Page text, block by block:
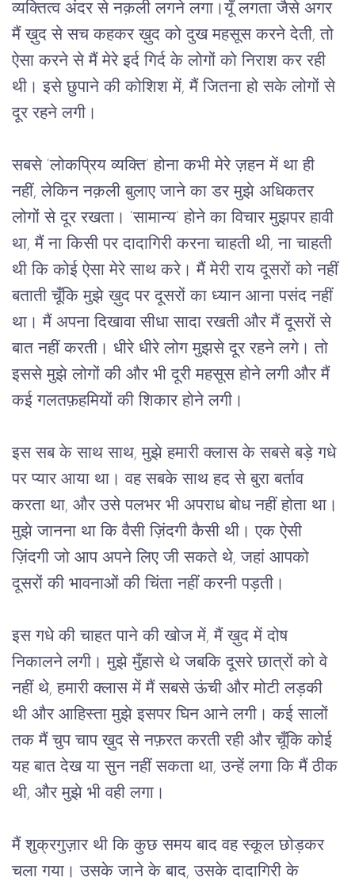
व्यक्तित्व अंदर से नक़ली लगने लगा।यूँ लगता जैसे अगर
मैं ख़ुद से सच कहकर ख़ुद को दुख महसूस करने देती, तो
ऐसा करने से मैं मेरे इर्द गिर्द के लोगों को निराश कर रही
थी। इसे छुपाने की कोशिश में, मैं जितना हो सके लोगों से
दूर रहने लगी।
सबसे ‘लोकप्रिय व्यक्ति’ होना कभी मेरे ज़हन में था ही
नहीं, लेकिन नक़ली बुलाए जाने का डर मुझे अधिकतर
लोगों से दूर रखता। ‘सामान्य’ होने का विचार मुझपर हावी
था, मैं ना किसी पर दादागिरी करना चाहती थी, ना चाहती
थी कि कोई ऐसा मेरे साथ करे। मैं मेरी राय दूसरों को नहीं
बताती चूँकि मुझे ख़ुद पर दूसरों का ध्यान आना पसंद नहीं
था। मैं अपना दिखावा सीधा सादा रखती और मैं दूसरों से
बात नहीं करती। धीरे धीरे लोग मुझसे दूर रहने लगे। तो
इससे मुझे लोगों की और भी दूरी महसूस होने लगी और मैं
कई गलतफ़हमियों की शिकार होने लगी।
इस सब के साथ साथ, मुझे हमारी क्लास के सबसे बड़े गधे
पर प्यार आया था। वह सबके साथ हद से बुरा बर्ताव
करता था, और उसे पलभर भी अपराध बोध नहीं होता था।
मुझे जानना था कि वैसी ज़िंदगी कैसी थी। एक ऐसी
ज़िंदगी जो आप अपने लिए जी सकते थे, जहां आपको
दूसरों की भावनाओं की चिंता नहीं करनी पड़ती।
इस गधे की चाहत पाने की खोज में, मैं ख़ुद में दोष
निकालने लगी। मुझे मुँहासे थे जबकि दूसरे छात्रों को वे
नहीं थे, हमारी क्लास में मैं सबसे ऊंची और मोटी लड़की
थी और आहिस्ता मुझे इसपर घिन आने लगी। कई सालों
तक मैं चुप चाप ख़ुद से नफ़रत करती रही और चूँकि कोई
यह बात देख या सुन नहीं सकता था, उन्हें लगा कि मैं ठीक
थी, और मुझे भी वही लगा।
मैं शुक्रगुज़ार थी कि कुछ समय बाद वह स्कूल छोड़कर
चला गया। उसके जाने के बाद, उसके दादागिरी के